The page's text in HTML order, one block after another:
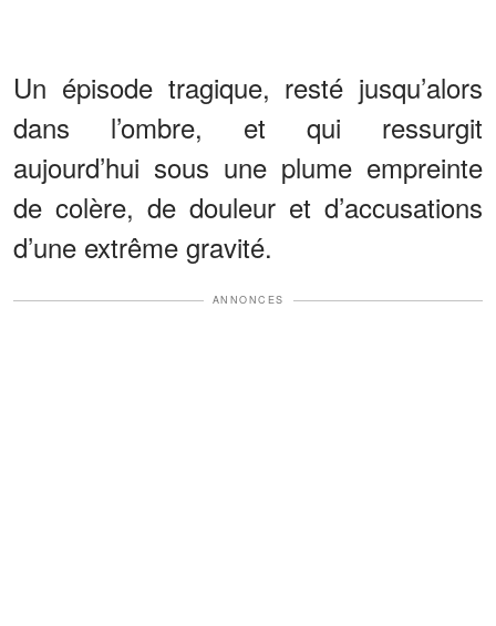
Un épisode tragique, resté jusqu’alors
dans l’ombre, et qui ressurgit
aujourd’hui sous une plume empreinte
de colère, de douleur et d’accusations
d’une extrême gravité.
ANNONCES